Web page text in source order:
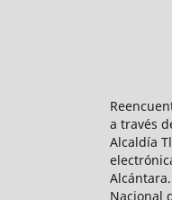
a través
Alcaldía
Nacional